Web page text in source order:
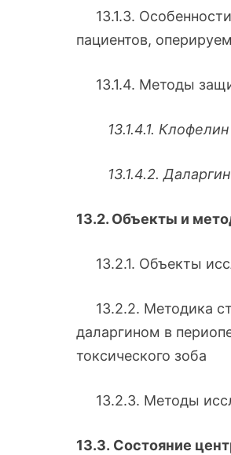
13.1.3. Особенности
пациентов,
13.1.4. Методы
13.1.4.1. Клофелин
13.1.4.2. Даларгин
13.2. Объекты и
13.2.1. Объекты
13.2.2. Методика
даларгином в
токсического зоба
13.2.3. Методы
13.3. Состояние